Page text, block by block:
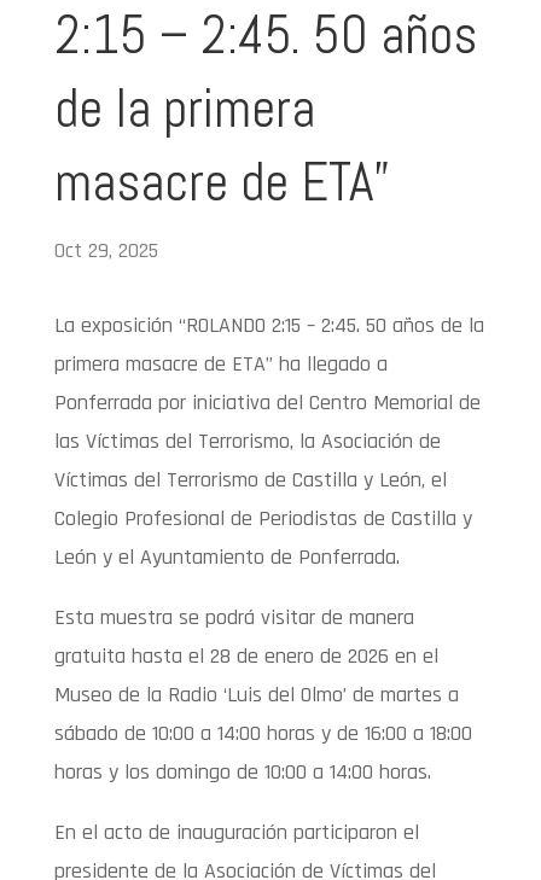
2:15 – 2:45. 50 años
de la primera
masacre de ETA”
Oct 29, 2025
La exposición “ROLANDO 2:15 – 2:45. 50 años de la
primera masacre de ETA” ha llegado a
Ponferrada por iniciativa del Centro Memorial de
las Víctimas del Terrorismo, la Asociación de
Víctimas del Terrorismo de Castilla y León, el
Colegio Profesional de Periodistas de Castilla y
León y el Ayuntamiento de Ponferrada.
Esta muestra se podrá visitar de manera
gratuita hasta el 28 de enero de 2026 en el
Museo de la Radio ‘Luis del Olmo’ de martes a
sábado de 10:00 a 14:00 horas y de 16:00 a 18:00
horas y los domingo de 10:00 a 14:00 horas.
En el acto de inauguración participaron el
presidente de la Asociación de Víctimas del